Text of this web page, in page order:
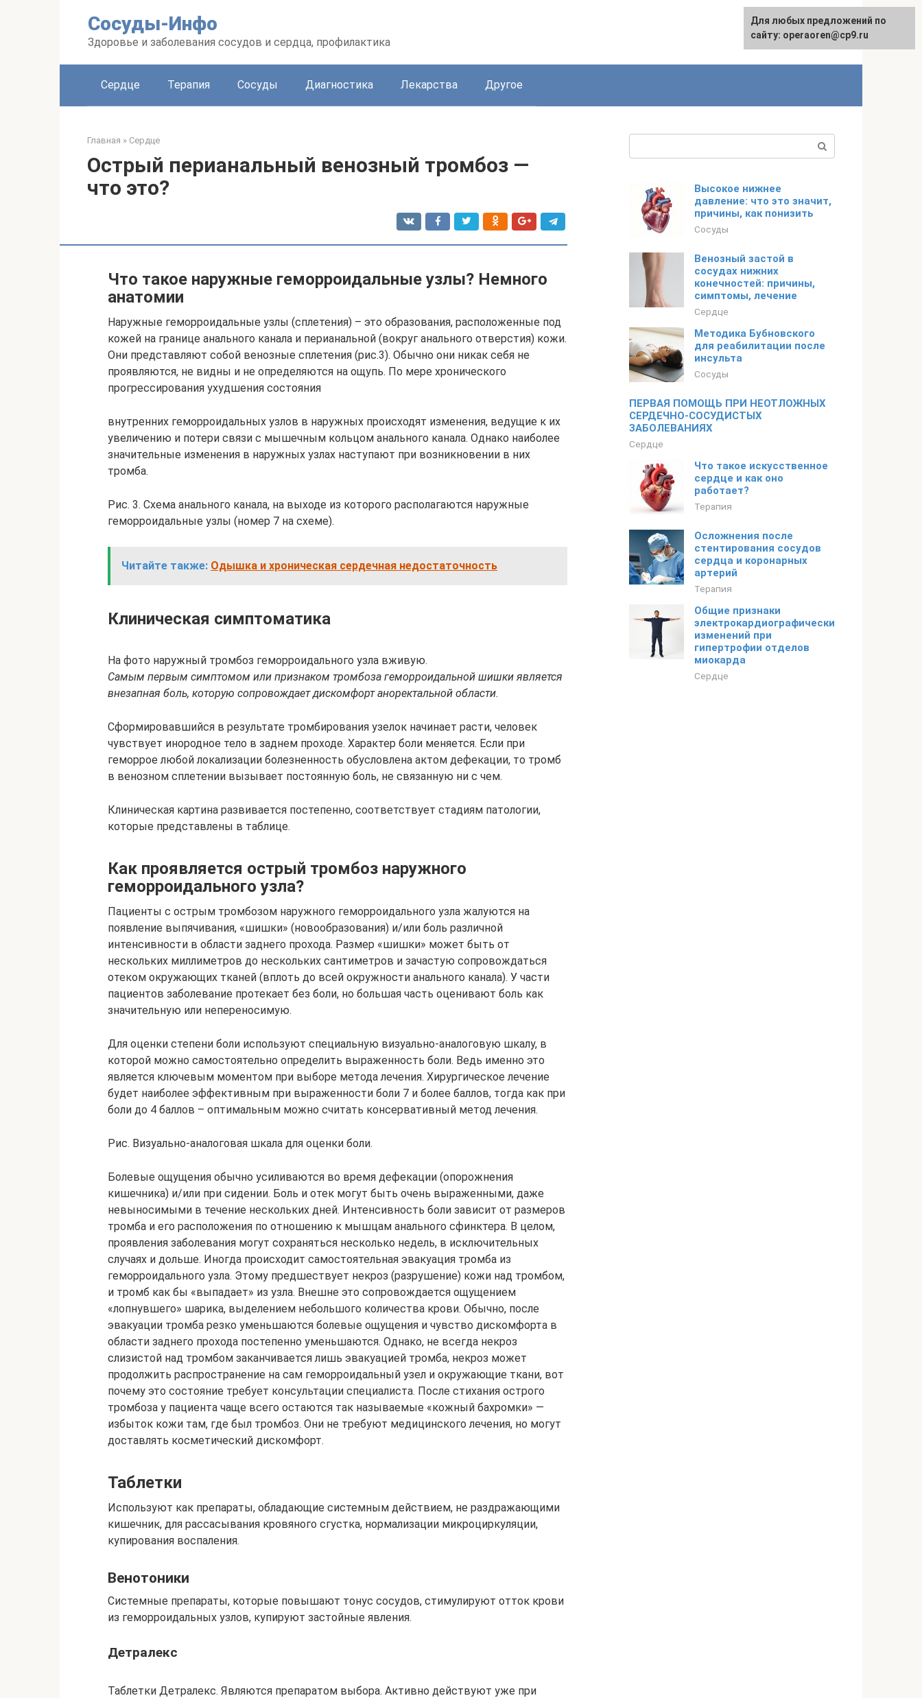
Сосуды-Инфо
Здоровье и заболевания сосудов и сердца, профилактика
Сердце Терапия Сосуды Диагностика Лекарства Другое
Главная » Сердце
Острый перианальный венозный тромбоз —
что это?
Что такое наружные геморроидальные узлы? Немного
анатомии
Наружные геморроидальные узлы (сплетения) – это образования, расположенные под
кожей на границе анального канала и перианальной (вокруг анального отверстия) кожи.
Они представляют собой венозные сплетения (рис.3). Обычно они никак себя не
проявляются, не видны и не определяются на ощупь. По мере хронического
прогрессирования ухудшения состояния
внутренних геморроидальных узлов в наружных происходят изменения, ведущие к их
увеличению и потери связи с мышечным кольцом анального канала. Однако наиболее
значительные изменения в наружных узлах наступают при возникновении в них
тромба.
Рис. 3. Схема анального канала, на выходе из которого располагаются наружные
геморроидальные узлы (номер 7 на схеме).
Читайте также: Одышка и хроническая сердечная недостаточность
Клиническая симптоматика
На фото наружный тромбоз геморроидального узла вживую.
Самым первым симптомом или признаком тромбоза геморроидальной шишки является
внезапная боль, которую сопровождает дискомфорт аноректальной области.
Сформировавшийся в результате тромбирования узелок начинает расти, человек
чувствует инородное тело в заднем проходе. Характер боли меняется. Если при
геморрое любой локализации болезненность обусловлена актом дефекации, то тромб
в венозном сплетении вызывает постоянную боль, не связанную ни с чем.
Клиническая картина развивается постепенно, соответствует стадиям патологии,
которые представлены в таблице.
Как проявляется острый тромбоз наружного
геморроидального узла?
Пациенты с острым тромбозом наружного геморроидального узла жалуются на
появление выпячивания, «шишки» (новообразования) и/или боль различной
интенсивности в области заднего прохода. Размер «шишки» может быть от
нескольких миллиметров до нескольких сантиметров и зачастую сопровождаться
отеком окружающих тканей (вплоть до всей окружности анального канала). У части
пациентов заболевание протекает без боли, но большая часть оценивают боль как
значительную или непереносимую.
Для оценки степени боли используют специальную визуально-аналоговую шкалу, в
которой можно самостоятельно определить выраженность боли. Ведь именно это
является ключевым моментом при выборе метода лечения. Хирургическое лечение
будет наиболее эффективным при выраженности боли 7 и более баллов, тогда как при
боли до 4 баллов – оптимальным можно считать консервативный метод лечения.
Рис. Визуально-аналоговая шкала для оценки боли.
Болевые ощущения обычно усиливаются во время дефекации (опорожнения
кишечника) и/или при сидении. Боль и отек могут быть очень выраженными, даже
невыносимыми в течение нескольких дней. Интенсивность боли зависит от размеров
тромба и его расположения по отношению к мышцам анального сфинктера. В целом,
проявления заболевания могут сохраняться несколько недель, в исключительных
случаях и дольше. Иногда происходит самостоятельная эвакуация тромба из
геморроидального узла. Этому предшествует некроз (разрушение) кожи над тромбом,
и тромб как бы «выпадает» из узла. Внешне это сопровождается ощущением
«лопнувшего» шарика, выделением небольшого количества крови. Обычно, после
эвакуации тромба резко уменьшаются болевые ощущения и чувство дискомфорта в
области заднего прохода постепенно уменьшаются. Однако, не всегда некроз
слизистой над тромбом заканчивается лишь эвакуацией тромба, некроз может
продолжить распространение на сам геморроидальный узел и окружающие ткани, вот
почему это состояние требует консультации специалиста. После стихания острого
тромбоза у пациента чаще всего остаются так называемые «кожный бахромки» —
избыток кожи там, где был тромбоз. Они не требуют медицинского лечения, но могут
доставлять косметический дискомфорт.
Таблетки
Используют как препараты, обладающие системным действием, не раздражающими
кишечник, для рассасывания кровяного сгустка, нормализации микроциркуляции,
купирования воспаления.
Венотоники
Системные препараты, которые повышают тонус сосудов, стимулируют отток крови
из геморроидальных узлов, купируют застойные явления.
Детралекс
Таблетки Детралекс. Являются препаратом выбора. Активно действуют уже при
Высокое нижнее
давление: что это значит,
причины, как понизить
Сосуды
Венозный застой в
сосудах нижних
конечностей: причины,
симптомы, лечение
Сердце
Методика Бубновского
для реабилитации после
инсульта
Сосуды
ПЕРВАЯ ПОМОЩЬ ПРИ НЕОТЛОЖНЫХ
СЕРДЕЧНО-СОСУДИСТЫХ
ЗАБОЛЕВАНИЯХ
Сердце
Что такое искусственное
сердце и как оно
работает?
Терапия
Осложнения после
стентирования сосудов
сердца и коронарных
артерий
Терапия
Общие признаки
электрокардиографических
изменений при
гипертрофии отделов
миокарда
Сердце
Для любых предложений по
сайту: operaoren@cp9.ru